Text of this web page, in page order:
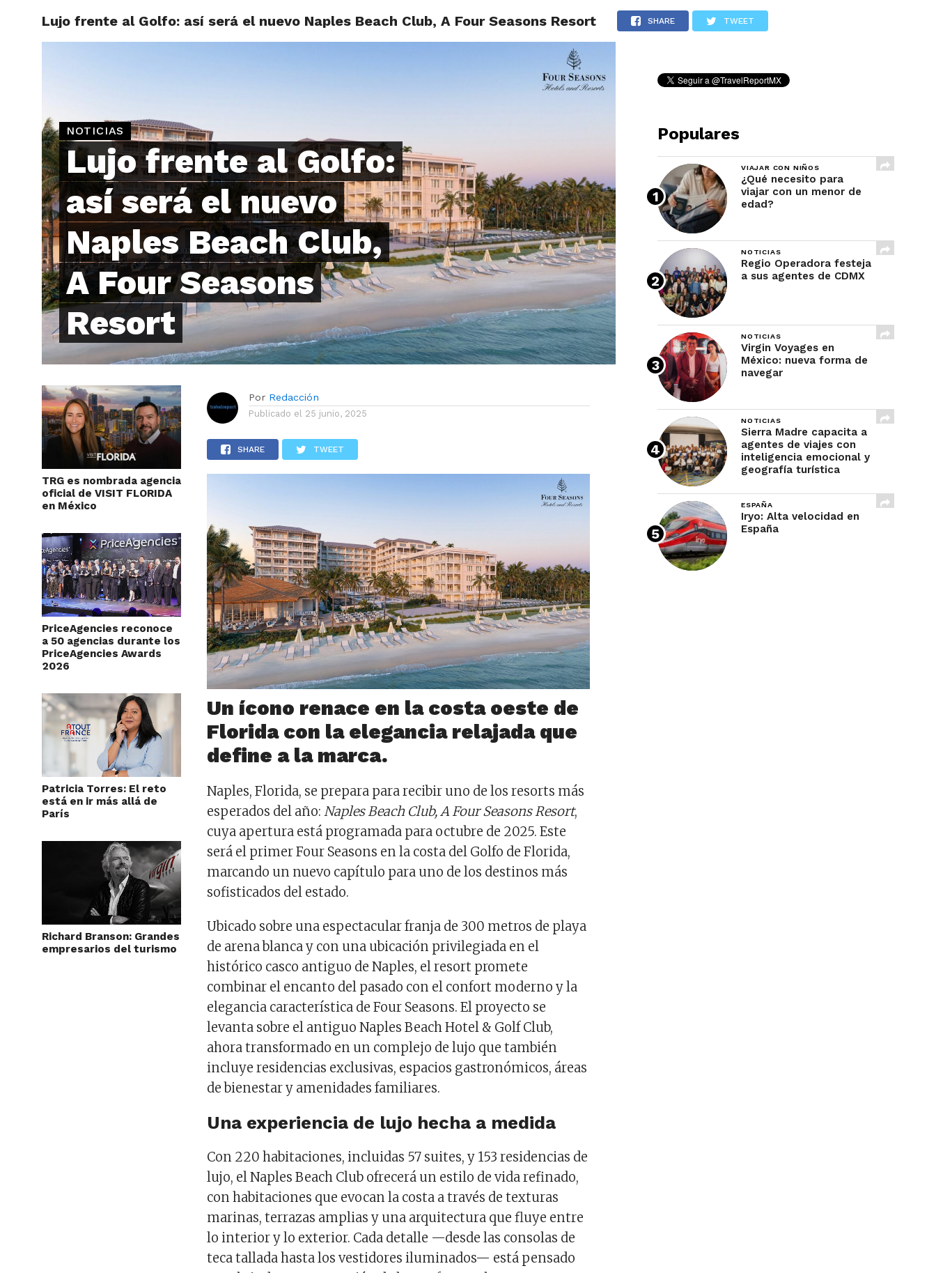
ARTÍCULOS REVIEWS EVENTOS GASTRONOMÍA NOTICIAS REVISTA
Lujo frente al Golfo: así será el nuevo Naples Beach Club, A Four Seasons Resort SHARE TWEET
NOTICIAS
Lujo frente al Golfo:
así será el nuevo
Naples Beach Club,
A Four Seasons
Resort
TRG es nombrada agencia
oficial de VISIT FLORIDA
en México
PriceAgencies reconoce
a 50 agencias durante los
PriceAgencies Awards
2026
Patricia Torres: El reto
está en ir más allá de
París
Richard Branson: Grandes
empresarios del turismo
Por Redacción
Publicado el 25 junio, 2025
SHARE TWEET
Un ícono renace en la costa oeste de
Florida con la elegancia relajada que
define a la marca.
Naples, Florida, se prepara para recibir uno de los resorts más
esperados del año:Naples Beach Club, A Four Seasons Resort,
cuya apertura está programada para octubre de 2025. Este
será el primer Four Seasons en la costa del Golfo de Florida,
marcando un nuevo capítulo para uno de los destinos más
sofisticados del estado.
Ubicado sobre una espectacular franja de 300 metros de playa
de arena blanca y con una ubicación privilegiada en el
histórico casco antiguo de Naples, el resort promete
combinar el encanto del pasado con el confort moderno y la
elegancia característica de Four Seasons. El proyecto se
levanta sobre el antiguo Naples Beach Hotel & Golf Club,
ahora transformado en un complejo de lujo que también
incluye residencias exclusivas, espacios gastronómicos, áreas
de bienestar y amenidades familiares.
Una experiencia de lujo hecha a medida
Con 220 habitaciones, incluidas 57 suites, y 153 residencias de
lujo, el Naples Beach Club ofrecerá un estilo de vida refinado,
con habitaciones que evocan la costa a través de texturas
marinas, terrazas amplias y una arquitectura que fluye entre
lo interior y lo exterior. Cada detalle —desde las consolas de
teca tallada hasta los vestidores iluminados— está pensado
Populares
VIAJAR CON NIÑOS
¿Qué necesito para
viajar con un menor de
edad?
NOTICIAS
Regio Operadora festeja
a sus agentes de CDMX
NOTICIAS
Virgin Voyages en
México: nueva forma de
navegar
NOTICIAS
Sierra Madre capacita a
agentes de viajes con
inteligencia emocional y
geografía turística
ESPAÑA
Iryo: Alta velocidad en
España